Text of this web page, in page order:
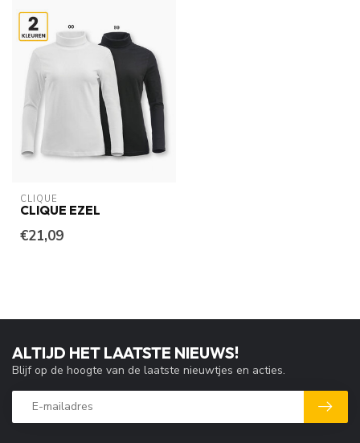
CLIQUE
CLIQUE EZEL
€21,09
ALTIJD HET LAATSTE NIEUWS!
Blijf op de hoogte van de laatste nieuwtjes en acties.